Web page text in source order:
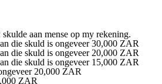
aan mense op my rekening.
die skuld is ongeveer 30,000 ZAR
die skuld is ongeveer 20,000 ZAR
die skuld is ongeveer 15,000 ZAR
20,000 ZAR
ZAR